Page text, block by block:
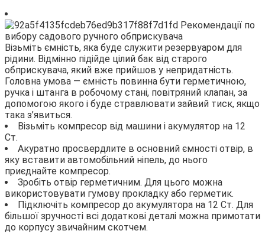
Візьміть ємність, яка буде служити резервуаром для
рідини. Відмінно підійде цілий бак від старого
обприскувача, який вже прийшов у непридатність.
Головна умова — ємність повинна бути герметичною,
ручка і штанга в робочому стані, повітряний клапан, за
допомогою якого і буде стравлювати зайвий тиск, якщо
така з’явиться.
Візьміть компресор від машини і акумулятор на 12
Ст.
Акуратно просвердлите в основний ємності отвір, в
яку вставити автомобільний ніпель, до нього
приєднайте компресор.
Зробіть отвір герметичним. Для цього можна
використовувати гумову прокладку або герметик.
Підключіть компресор до акумулятора на 12 Ст. Для
більшої зручності всі додаткові деталі можна примотати
до корпусу звичайним скотчем.